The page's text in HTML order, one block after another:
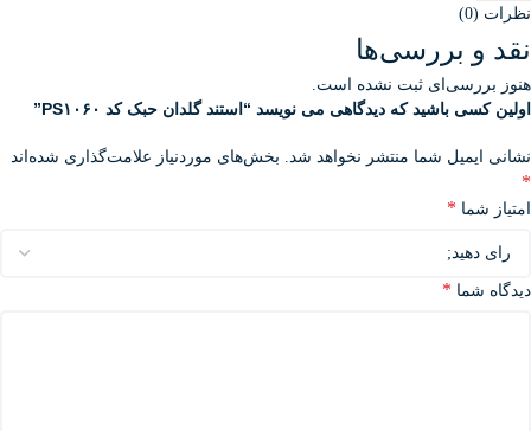
نظرات (0)
نقد و بررسی‌ها
هنوز بررسی‌ای ثبت نشده است.
اولین کسی باشید که دیدگاهی می نویسد “استند گلدان حبک کد PS۱۰۶۰”
نشانی ایمیل شما منتشر نخواهد شد. بخش‌های موردنیاز علامت‌گذاری شده‌اند
*
امتیاز شما *
دیدگاه شما *